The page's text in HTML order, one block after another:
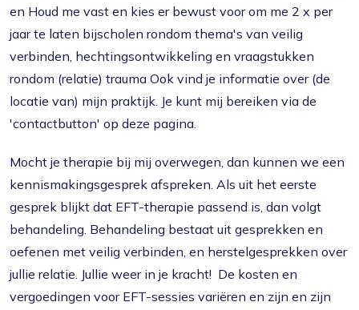
en Houd me vast en kies er bewust voor om me 2 x per
jaar te laten bijscholen rondom thema's van veilig
verbinden, hechtingsontwikkeling en vraagstukken
rondom (relatie) trauma Ook vind je informatie over (de
locatie van) mijn praktijk. Je kunt mij bereiken via de
'contactbutton' op deze pagina.
Mocht je therapie bij mij overwegen, dan kunnen we een
kennismakingsgesprek afspreken. Als uit het eerste
gesprek blijkt dat EFT-therapie passend is, dan volgt
behandeling. Behandeling bestaat uit gesprekken en
oefenen met veilig verbinden, en herstelgesprekken over
jullie relatie. Jullie weer in je kracht! De kosten en
vergoedingen voor EFT-sessies variëren en zijn en zijn